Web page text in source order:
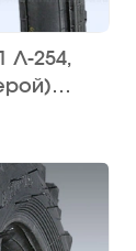
Л-254,